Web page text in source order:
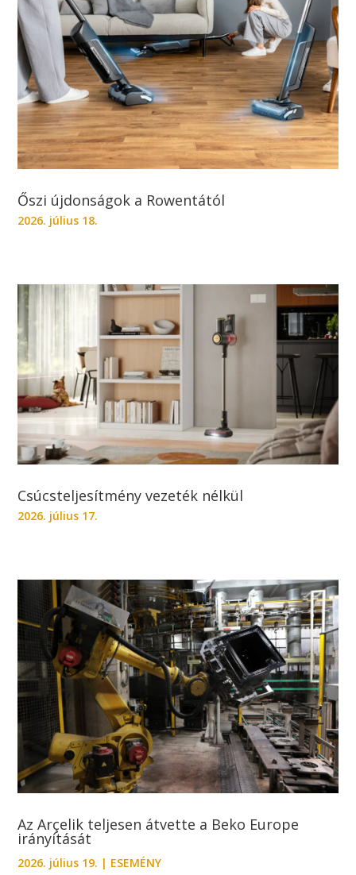
Őszi újdonságok a Rowentától
2026. július 18.
Csúcsteljesítmény vezeték nélkül
2026. július 17.
Az Arçelik teljesen átvette a Beko Europe
irányítását
2026. július 19. | ESEMÉNY